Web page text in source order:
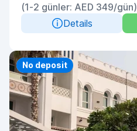
(1-2 günler: AED 349/gün)
Details
Priority
No deposit